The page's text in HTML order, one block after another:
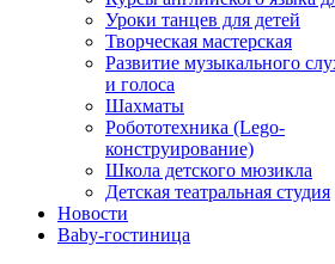
Уроки танцев для детей
Творческая мастерская
Развитие музыкального
и голоса
Шахматы
Робототехника (Lego-
конструирование)
Школа детского мюзикла
Детская театральная студия
Новости
Baby-гостиница